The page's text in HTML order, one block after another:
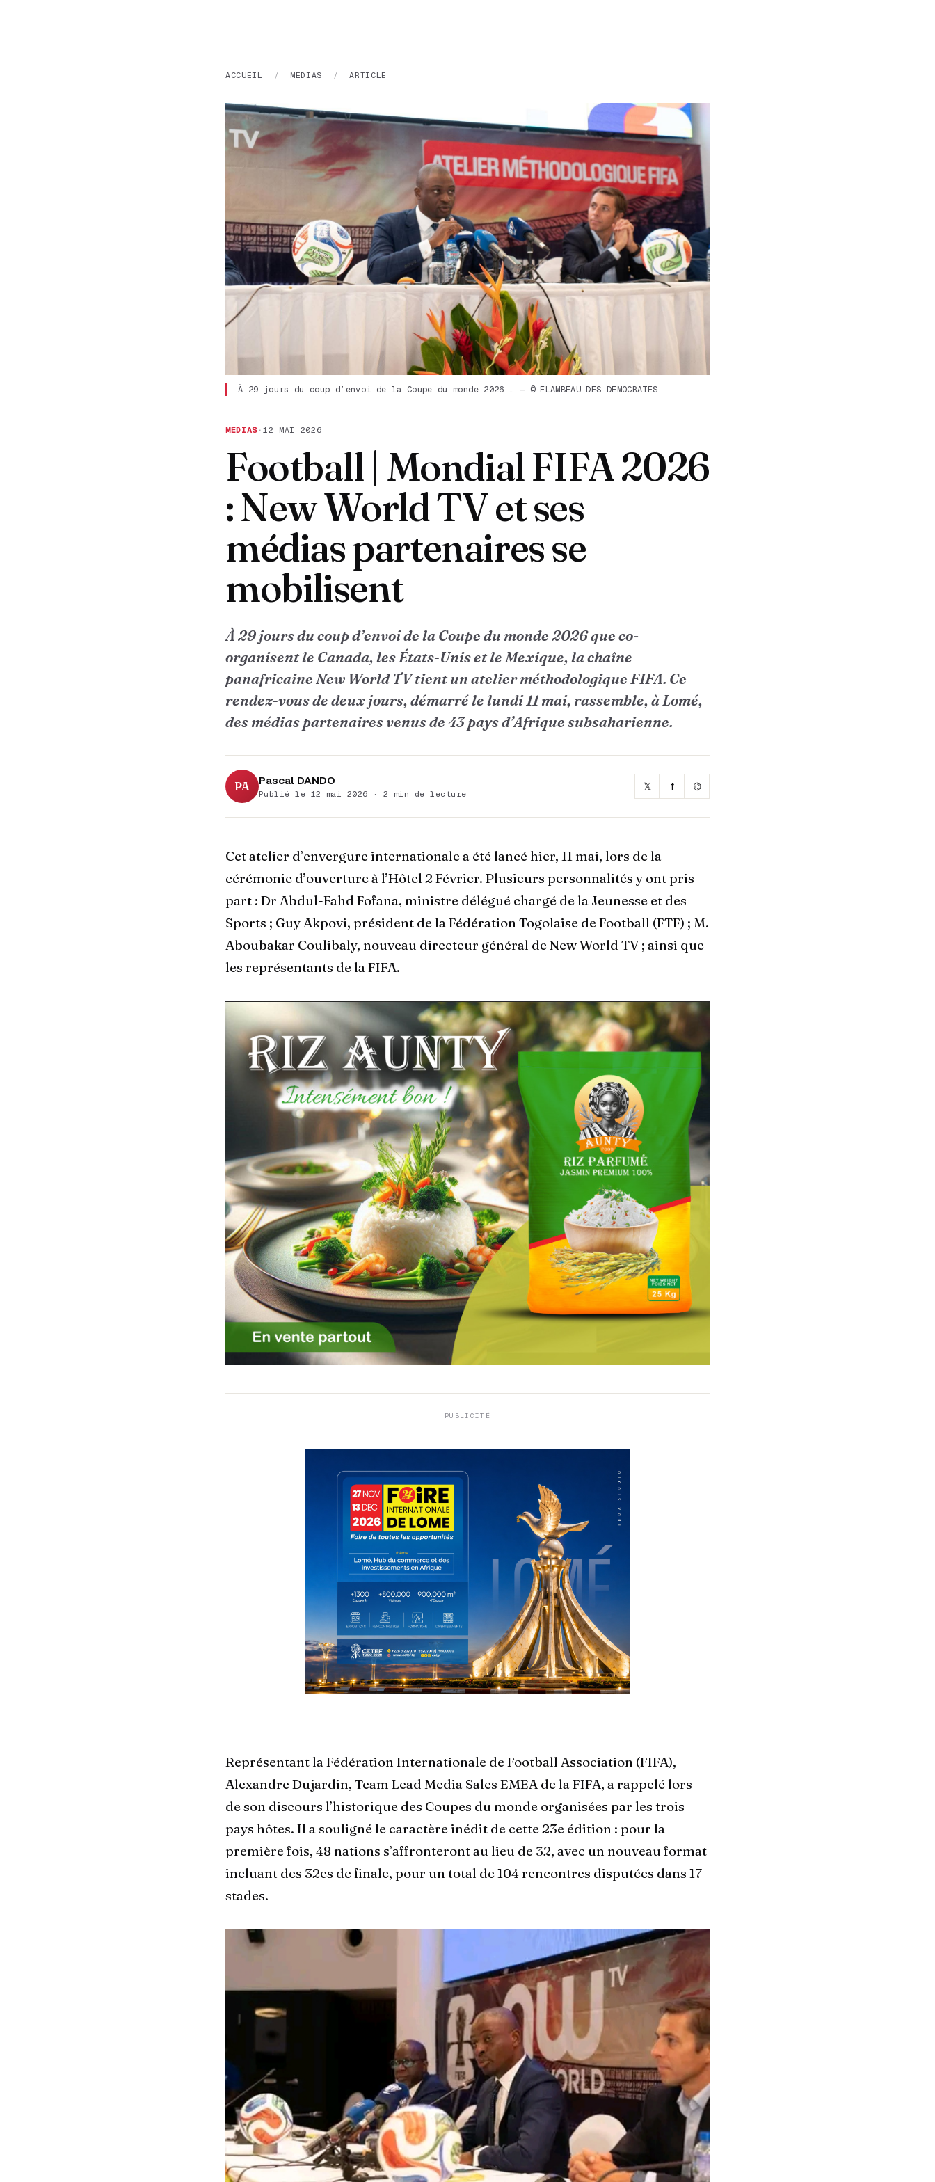
ACCUEIL / MEDIAS / ARTICLE
À 29 jours du coup d’envoi de la Coupe du monde 2026 … — © FLAMBEAU DES DEMOCRATES
MEDIAS · 12 MAI 2026
Football | Mondial FIFA 2026
: New World TV et ses
médias partenaires se
mobilisent
À 29 jours du coup d’envoi de la Coupe du monde 2026 que co-
organisent le Canada, les États-Unis et le Mexique, la chaîne
panafricaine New World TV tient un atelier méthodologique FIFA. Ce
rendez-vous de deux jours, démarré le lundi 11 mai, rassemble, à Lomé,
des médias partenaires venus de 43 pays d’Afrique subsaharienne.
PA Pascal DANDO
Publié le 12 mai 2026 · 2 min de lecture
𝕏 f ⌬
Cet atelier d’envergure internationale a été lancé hier, 11 mai, lors de la
cérémonie d’ouverture à l’Hôtel 2 Février. Plusieurs personnalités y ont pris
part : Dr Abdul-Fahd Fofana, ministre délégué chargé de la Jeunesse et des
Sports ; Guy Akpovi, président de la Fédération Togolaise de Football (FTF) ; M.
Aboubakar Coulibaly, nouveau directeur général de New World TV ; ainsi que
les représentants de la FIFA.
PUBLICITÉ
Représentant la Fédération Internationale de Football Association (FIFA),
Alexandre Dujardin, Team Lead Media Sales EMEA de la FIFA, a rappelé lors
de son discours l’historique des Coupes du monde organisées par les trois
pays hôtes. Il a souligné le caractère inédit de cette 23e édition : pour la
première fois, 48 nations s’affronteront au lieu de 32, avec un nouveau format
incluant des 32es de finale, pour un total de 104 rencontres disputées dans 17
stades.